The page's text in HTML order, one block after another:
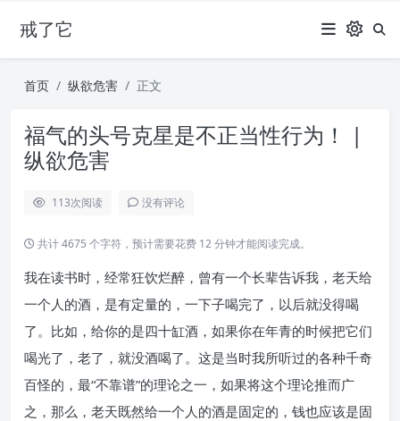
戒了它
首页 纵欲危害 正文
福气的头号克星是不正当性行为！ |
纵欲危害
113次阅读 没有评论
共计 4675 个字符，预计需要花费 12 分钟才能阅读完成。
我在读书时，经常狂饮烂醉，曾有一个长辈告诉我，老天给
一个人的酒，是有定量的，一下子喝完了，以后就没得喝
了。比如，给你的是四十缸酒，如果你在年青的时候把它们
喝光了，老了，就没酒喝了。这是当时我所听过的各种千奇
百怪的，最“不靠谱”的理论之一，如果将这个理论推而广
之，那么，老天既然给一个人的酒是固定的，钱也应该是固